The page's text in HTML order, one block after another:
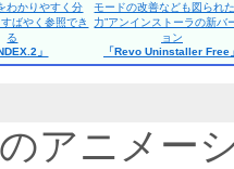
わかりやすく分
ばやく参照でき
る
」
モードの改善なども図られ
力”アンインストーラの新バ
ョン
「Revo Uninstaller Free
アニメー